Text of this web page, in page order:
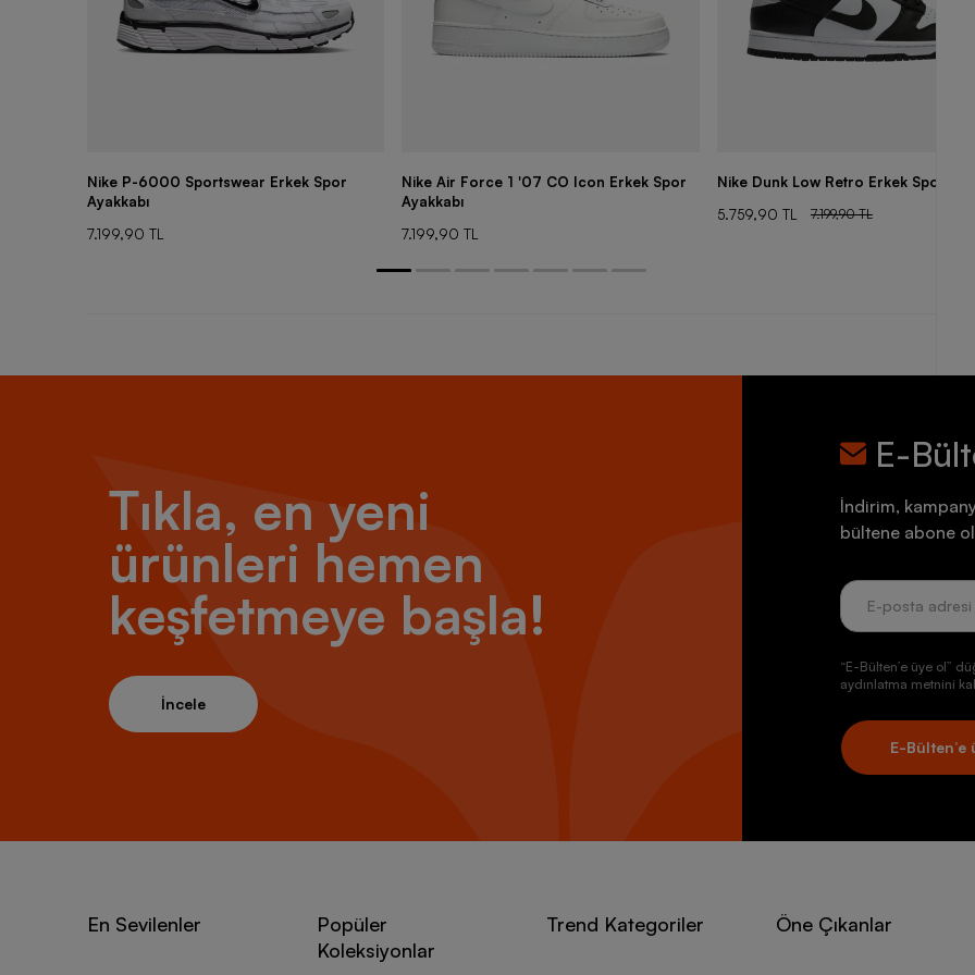
Nike P-6000 Sportswear Erkek Spor
Ayakkabı
7.199,90 TL
Nike Air Force 1 '07 CO Icon Erkek Spor
Ayakkabı
7.199,90 TL
Nike Dunk Low Retro Erkek Spor
5.759,90 TL
7.199,90 TL
Tıkla, en yeni
ürünleri hemen
keşfetmeye başla!
İncele
E-
İndirim,
bültene abone
“E-Bülten’e üye ol”
aydınlatma metnini
E-Bülten’e
En Sevilenler
Popüler
Koleksiyonlar
Trend Kategoriler Öne Çıkanlar